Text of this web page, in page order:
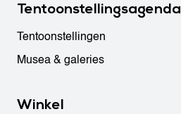
Tentoonstellingsagenda
Tentoonstellingen
Musea & galeries
Winkel